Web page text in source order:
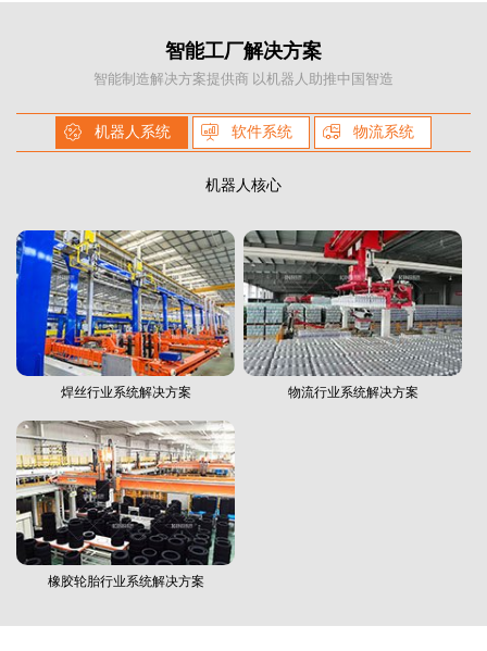
智能工厂解决方案
智能制造解决方案提供商 以机器人助推中国智造
机器人系统 软件系统 物流系统
机器人核心
焊丝行业系统解决方案 物流行业系统解决方案
橡胶轮胎行业系统解决方案